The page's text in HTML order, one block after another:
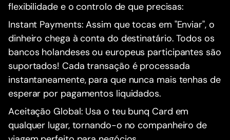
flexibilidade e o controlo de que precisas:
Instant Payments: Assim que tocas em "Enviar", o
dinheiro chega à conta do destinatário. Todos os
bancos holandeses ou europeus participantes são
suportados! Cada transação é processada
instantaneamente, para que nunca mais tenhas de
esperar por pagamentos liquidados.
Aceitação Global: Usa o teu bunq Card em
qualquer lugar, tornando-o no companheiro de